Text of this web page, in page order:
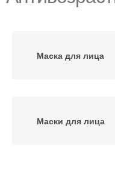
Маска для лица
Маски для лица